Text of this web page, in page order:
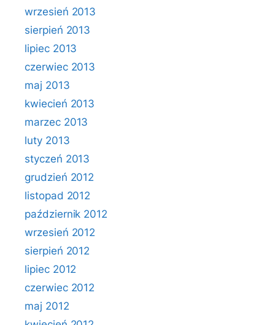
wrzesień 2013
sierpień 2013
lipiec 2013
czerwiec 2013
maj 2013
kwiecień 2013
marzec 2013
luty 2013
styczeń 2013
grudzień 2012
listopad 2012
październik 2012
wrzesień 2012
sierpień 2012
lipiec 2012
czerwiec 2012
maj 2012